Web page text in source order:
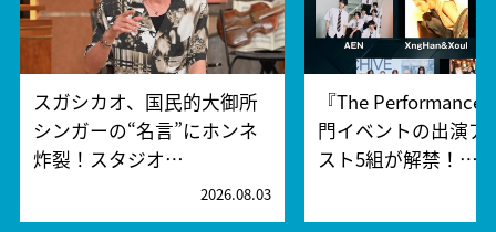
スガシカオ、国民的大御所
シンガーの“名言”にホンネ
炸裂！スタジオ…
2026.08.03
『The Performance
門イベントの出演ア
スト5組が解禁！…